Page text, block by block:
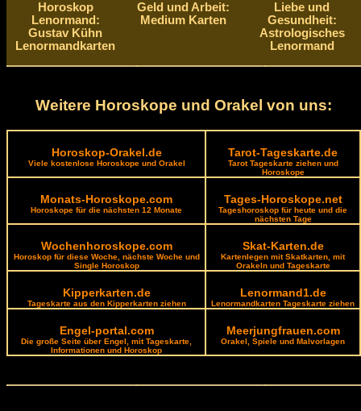
Horoskop
Lenormand:
Gustav Kühn
Lenormandkarten
Geld und Arbeit:
Medium Karten
Liebe und
Gesundheit:
Astrologisches
Lenormand
Weitere Horoskope und Orakel von uns:
Horoskop-Orakel.de
Viele kostenlose Horoskope und Orakel
Tarot-Tageskarte.de
Tarot Tageskarte ziehen und
Horoskope
Monats-Horoskope.com
Horoskope für die nächsten 12 Monate
Tages-Horoskope.net
Tageshoroskop für heute und die
nächsten Tage
Wochenhoroskope.com
Horoskop für diese Woche, nächste Woche und
Single Horoskop
Skat-Karten.de
Kartenlegen mit Skatkarten, mit
Orakeln und Tageskarte
Kipperkarten.de
Tageskarte aus den Kipperkarten ziehen
Lenormand1.de
Lenormandkarten Tageskarte ziehen
Engel-portal.com
Die große Seite über Engel, mit Tageskarte,
Informationen und Horoskop
Meerjungfrauen.com
Orakel, Spiele und Malvorlagen